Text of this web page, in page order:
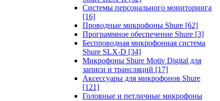
Системы персонального мониторинга
[16]
Проводные микрофоны Shure [62]
Программное обеспечение Shure [3]
Беспроводная микрофонная система
Shure SLX-D [34]
Микрофоны Shure Motiv Digital для
записи и трансляций [17]
Аксессуары для микрофонов Shure
[121]
Головные и петличные микрофоны